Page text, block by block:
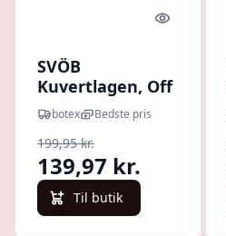
Quick look
SVÖB
Kuvertlagen, Off
White 90x200x8
cm
botex Bedste pris
199,95 kr.
139,97 kr.
Til butik